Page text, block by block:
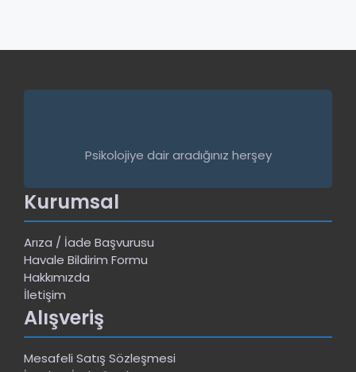
Psikolojiye dair aradığınız herşey
Kurumsal
Arıza / İade Başvurusu
Havale Bildirim Formu
Hakkımızda
İletişim
Alışveriş
Mesafeli Satış Sözleşmesi